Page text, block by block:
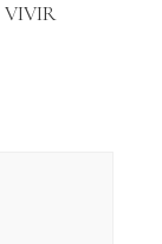
VIVIR